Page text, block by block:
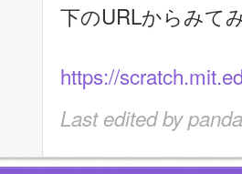
下のURLからみて
https://
Last edited by